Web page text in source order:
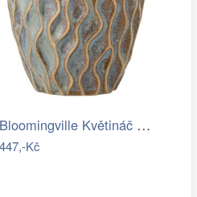
Bloomingville Květináč Feren Ø 12 cm
447,-Kč